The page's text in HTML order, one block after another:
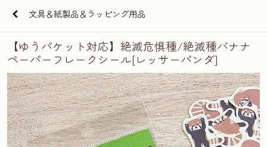
文具＆紙製品＆ラッピング用品
【ゆうパケット対応】絶滅危惧種/絶滅種バナナ
ペーパーフレークシール[レッサーパンダ]